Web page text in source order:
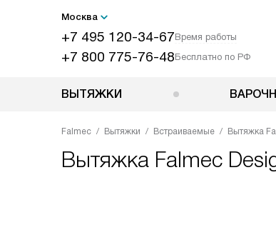
Москва
+7 495 120-34-67Время работы
+7 800 775-76-48Бесплатно по РФ
ВЫТЯЖКИ
Falmec Вытяжки Встраиваемые Вытяжка
Вытяжка Falmec